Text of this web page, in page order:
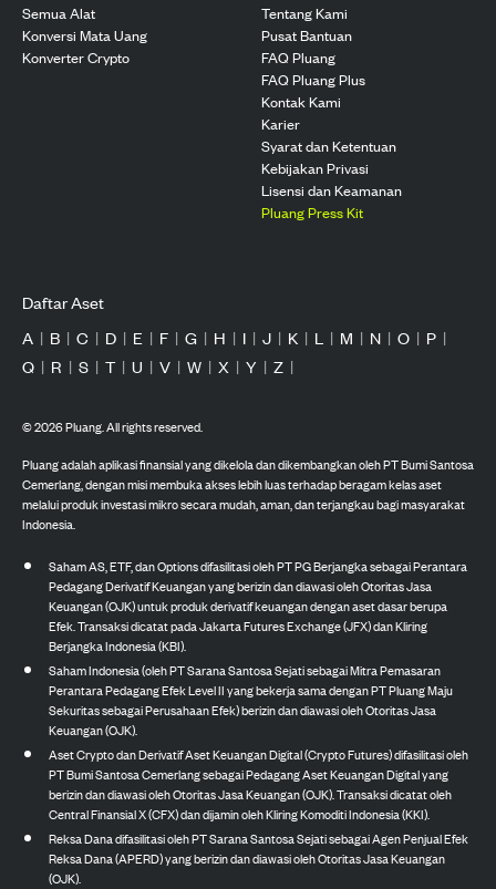
Semua Alat
Konversi Mata Uang
Konverter Crypto
Tentang Kami
Pusat Bantuan
FAQ Pluang
FAQ Pluang Plus
Kontak Kami
Karier
Syarat dan Ketentuan
Kebijakan Privasi
Lisensi dan Keamanan
Pluang Press Kit
Daftar Aset
A | B | C | D | E | F | G | H | I | J | K | L | M | N | O | P |
Q | R | S | T | U | V | W | X | Y | Z |
©2026Pluang. All rights reserved.
Pluang adalah aplikasi finansial yang dikelola dan dikembangkan oleh PT Bumi Santosa
Cemerlang, dengan misi membuka akses lebih luas terhadap beragam kelas aset
melalui produk investasi mikro secara mudah, aman, dan terjangkau bagi masyarakat
Indonesia.
Saham AS, ETF, dan Options difasilitasi oleh PT PG Berjangka sebagai Perantara
Pedagang Derivatif Keuangan yang berizin dan diawasi oleh Otoritas Jasa
Keuangan (OJK) untuk produk derivatif keuangan dengan aset dasar berupa
Efek. Transaksi dicatat pada Jakarta Futures Exchange (JFX) dan Kliring
Berjangka Indonesia (KBI).
Saham Indonesia (oleh PT Sarana Santosa Sejati sebagai Mitra Pemasaran
Perantara Pedagang Efek Level II yang bekerja sama dengan PT Pluang Maju
Sekuritas sebagai Perusahaan Efek) berizin dan diawasi oleh Otoritas Jasa
Keuangan (OJK).
Aset Crypto dan Derivatif Aset Keuangan Digital (Crypto Futures) difasilitasi oleh
PT Bumi Santosa Cemerlang sebagai Pedagang Aset Keuangan Digital yang
berizin dan diawasi oleh Otoritas Jasa Keuangan (OJK). Transaksi dicatat oleh
Central Finansial X (CFX) dan dijamin oleh Kliring Komoditi Indonesia (KKI).
Reksa Dana difasilitasi oleh PT Sarana Santosa Sejati sebagai Agen Penjual Efek
Reksa Dana (APERD) yang berizin dan diawasi oleh Otoritas Jasa Keuangan
(OJK).